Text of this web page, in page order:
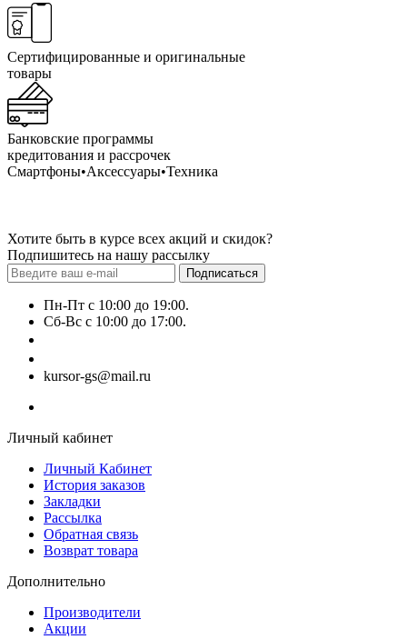
Сертифицированные и оригинальные
товары
Банковские программы
кредитования и рассрочек
Смартфоны•Аксессуары•Техника
Хотите быть в курсе всех акций и скидок?
Подпишитесь на нашу рассылку
Подписаться
Пн-Пт с 10:00 до 19:00.
Сб-Вс с 10:00 до 17:00.
kursor-gs@mail.ru
Личный кабинет
Личный Кабинет
История заказов
Закладки
Рассылка
Обратная связь
Возврат товара
Дополнительно
Производители
Акции